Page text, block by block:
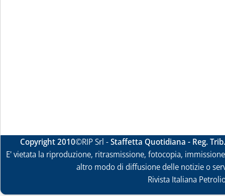
Copyright 2010©RIP Srl -Staffetta Quotidiana - Reg.
E' vietata la riproduzione, ritrasmissione, fotocopia,
altro modo di diffusione delle notizie o
Rivista Italiana